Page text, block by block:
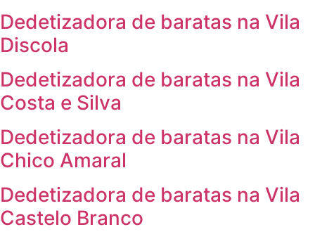
Dedetizadora de baratas na Vila
Discola
Dedetizadora de baratas na Vila
Costa e Silva
Dedetizadora de baratas na Vila
Chico Amaral
Dedetizadora de baratas na Vila
Castelo Branco